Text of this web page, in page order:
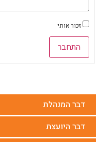
דבר המנהלת
דבר היועצת
זכור אותי
התחבר